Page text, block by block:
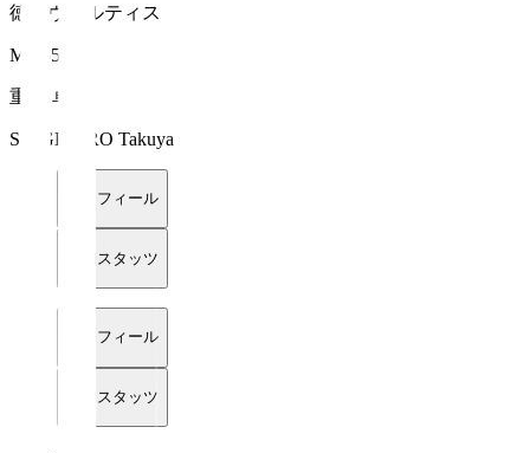
徳島ヴォルティス
MF 55
重廣 卓也
SHIGEHIRO Takuya
プロフィール
詳細スタッツ
プロフィール
詳細スタッツ